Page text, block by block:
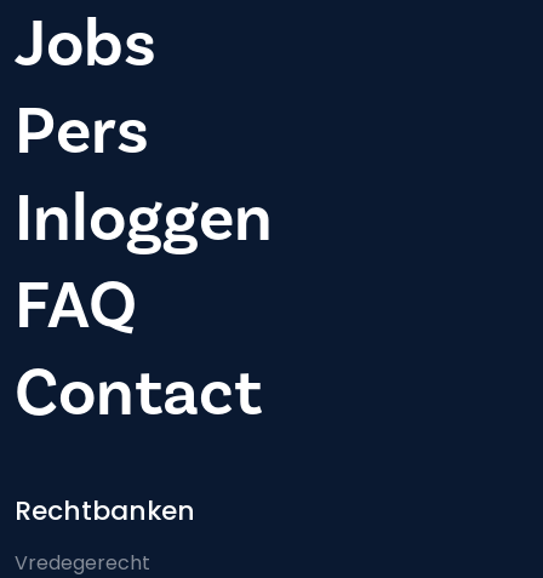
Jobs
Pers
Inloggen
FAQ
Contact
Footer-menu
Rechtbanken
Vredegerecht